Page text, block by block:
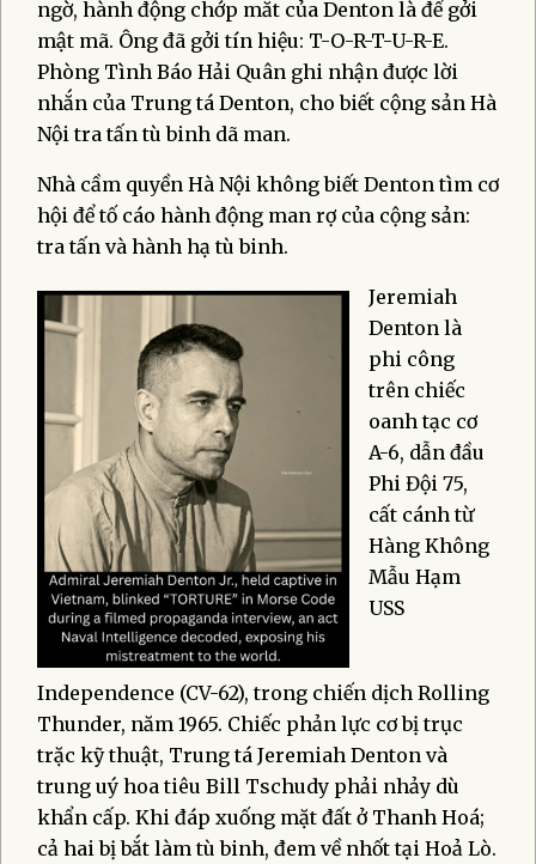
ngờ, hành động chớp mắt của Denton là để gởi
mật mã. Ông đã gởi tín hiệu: T-O-R-T-U-R-E.
Phòng Tình Báo Hải Quân ghi nhận được lời
nhắn của Trung tá Denton, cho biết cộng sản Hà
Nội tra tấn tù binh dã man.
Nhà cầm quyền Hà Nội không biết Denton tìm cơ
hội để tố cáo hành động man rợ của cộng sản:
tra tấn và hành hạ tù binh.
Jeremiah
Denton là
phi công
trên chiếc
oanh tạc cơ
A-6, dẫn đầu
Phi Đội 75,
cất cánh từ
Hàng Không
Mẫu Hạm
USS
Independence (CV-62), trong chiến dịch Rolling
Thunder, năm 1965. Chiếc phản lực cơ bị trục
trặc kỹ thuật, Trung tá Jeremiah Denton và
trung uý hoa tiêu Bill Tschudy phải nhảy dù
khẩn cấp. Khi đáp xuống mặt đất ở Thanh Hoá;
cả hai bị bắt làm tù binh, đem về nhốt tại Hoả Lò.